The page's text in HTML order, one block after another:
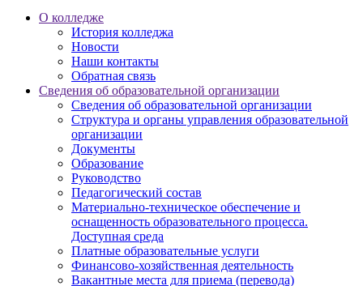
О колледже
История колледжа
Новости
Наши контакты
Обратная связь
Сведения об образовательной организации
Сведения об образовательной организации
Структура и органы управления образовательной
организации
Документы
Образование
Руководство
Педагогический состав
Материально-техническое обеспечение и
оснащенность образовательного процесса.
Доступная среда
Платные образовательные услуги
Финансово-хозяйственная деятельность
Вакантные места для приема (перевода)